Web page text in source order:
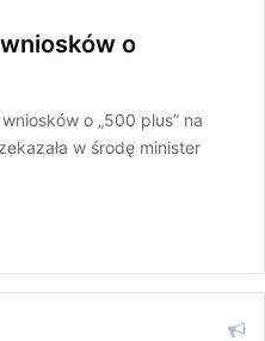
o
o „500 plus” na
w środę minister